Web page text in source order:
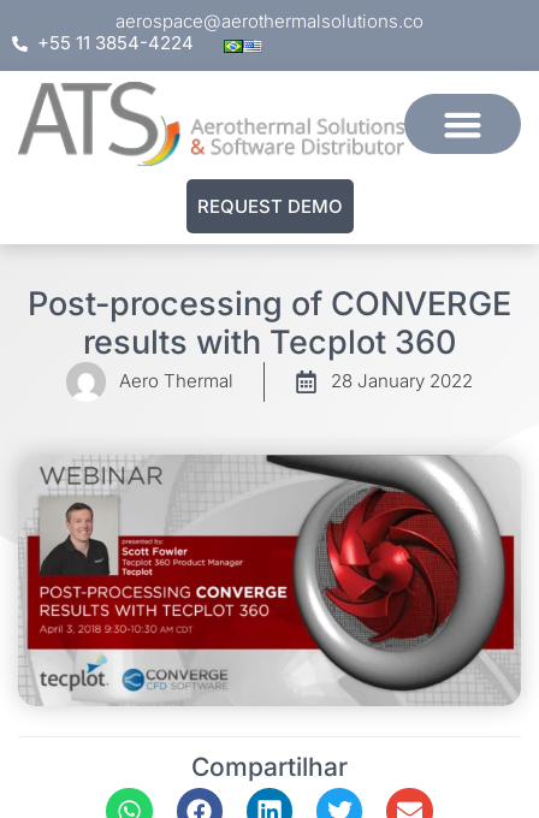
aerospace@aerothermalsolutions.co
+55 11 3854-4224
REQUEST DEMO
Post-processing of CONVERGE
results with Tecplot 360
Aero Thermal 28 January 2022
Compartilhar